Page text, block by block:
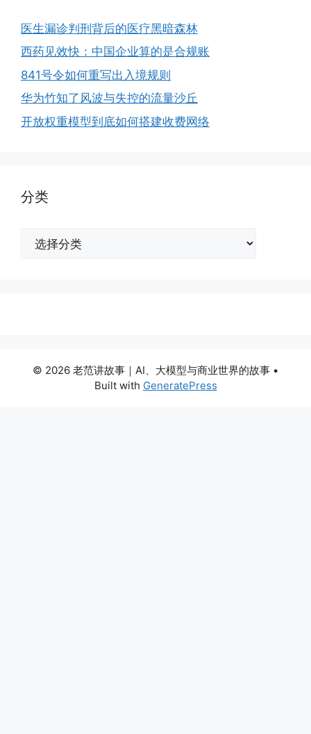
医生漏诊判刑背后的医疗黑暗森林
西药见效快：中国企业算的是合规账
841号令如何重写出入境规则
华为竹知了风波与失控的流量沙丘
开放权重模型到底如何搭建收费网络
分类
© 2026 老范讲故事｜AI、大模型与商业世界的故事 •
Built with GeneratePress